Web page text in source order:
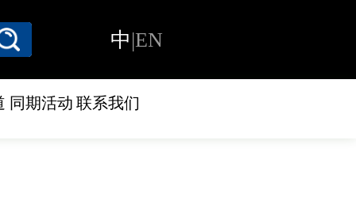
中|EN
同期活动 联系我们